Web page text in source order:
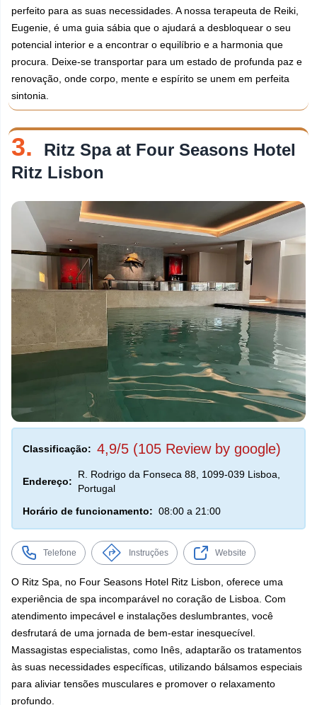
perfeito para as suas necessidades. A nossa terapeuta de Reiki,
Eugenie, é uma guia sábia que o ajudará a desbloquear o seu
potencial interior e a encontrar o equilíbrio e a harmonia que
procura. Deixe-se transportar para um estado de profunda paz e
renovação, onde corpo, mente e espírito se unem em perfeita
sintonia.
3.
Ritz Spa at Four Seasons Hotel
Ritz Lisbon
Classificação: 4,9/5 (105 Review by google)
Endereço:
R. Rodrigo da Fonseca 88, 1099-039 Lisboa,
Portugal
Horário de funcionamento: 08:00 a 21:00
Telefone Instruções Website
O Ritz Spa, no Four Seasons Hotel Ritz Lisbon, oferece uma
experiência de spa incomparável no coração de Lisboa. Com
atendimento impecável e instalações deslumbrantes, você
desfrutará de uma jornada de bem-estar inesquecível.
Massagistas especialistas, como Inês, adaptarão os tratamentos
às suas necessidades específicas, utilizando bálsamos especiais
para aliviar tensões musculares e promover o relaxamento
profundo.